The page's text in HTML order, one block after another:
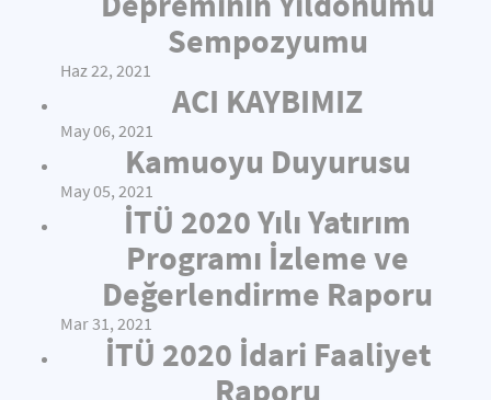
Sempozyumu
Haz 22, 2021
ACI KAYBIMIZ
May 06, 2021
Kamuoyu Duyurusu
May 05, 2021
İTÜ 2020 Yılı Yatırım
Programı İzleme ve
Değerlendirme Raporu
Mar 31, 2021
İTÜ 2020 İdari Faaliyet
Raporu